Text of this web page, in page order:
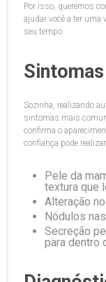
Por isso, queremos
ajudar você a ter uma
seu tempo.
Sintomas
Sozinha, realizando
sintomas mais
confirma o
confiança pode
Pele da
textura que
Alteração
Nódulos
Secreção
para dentro